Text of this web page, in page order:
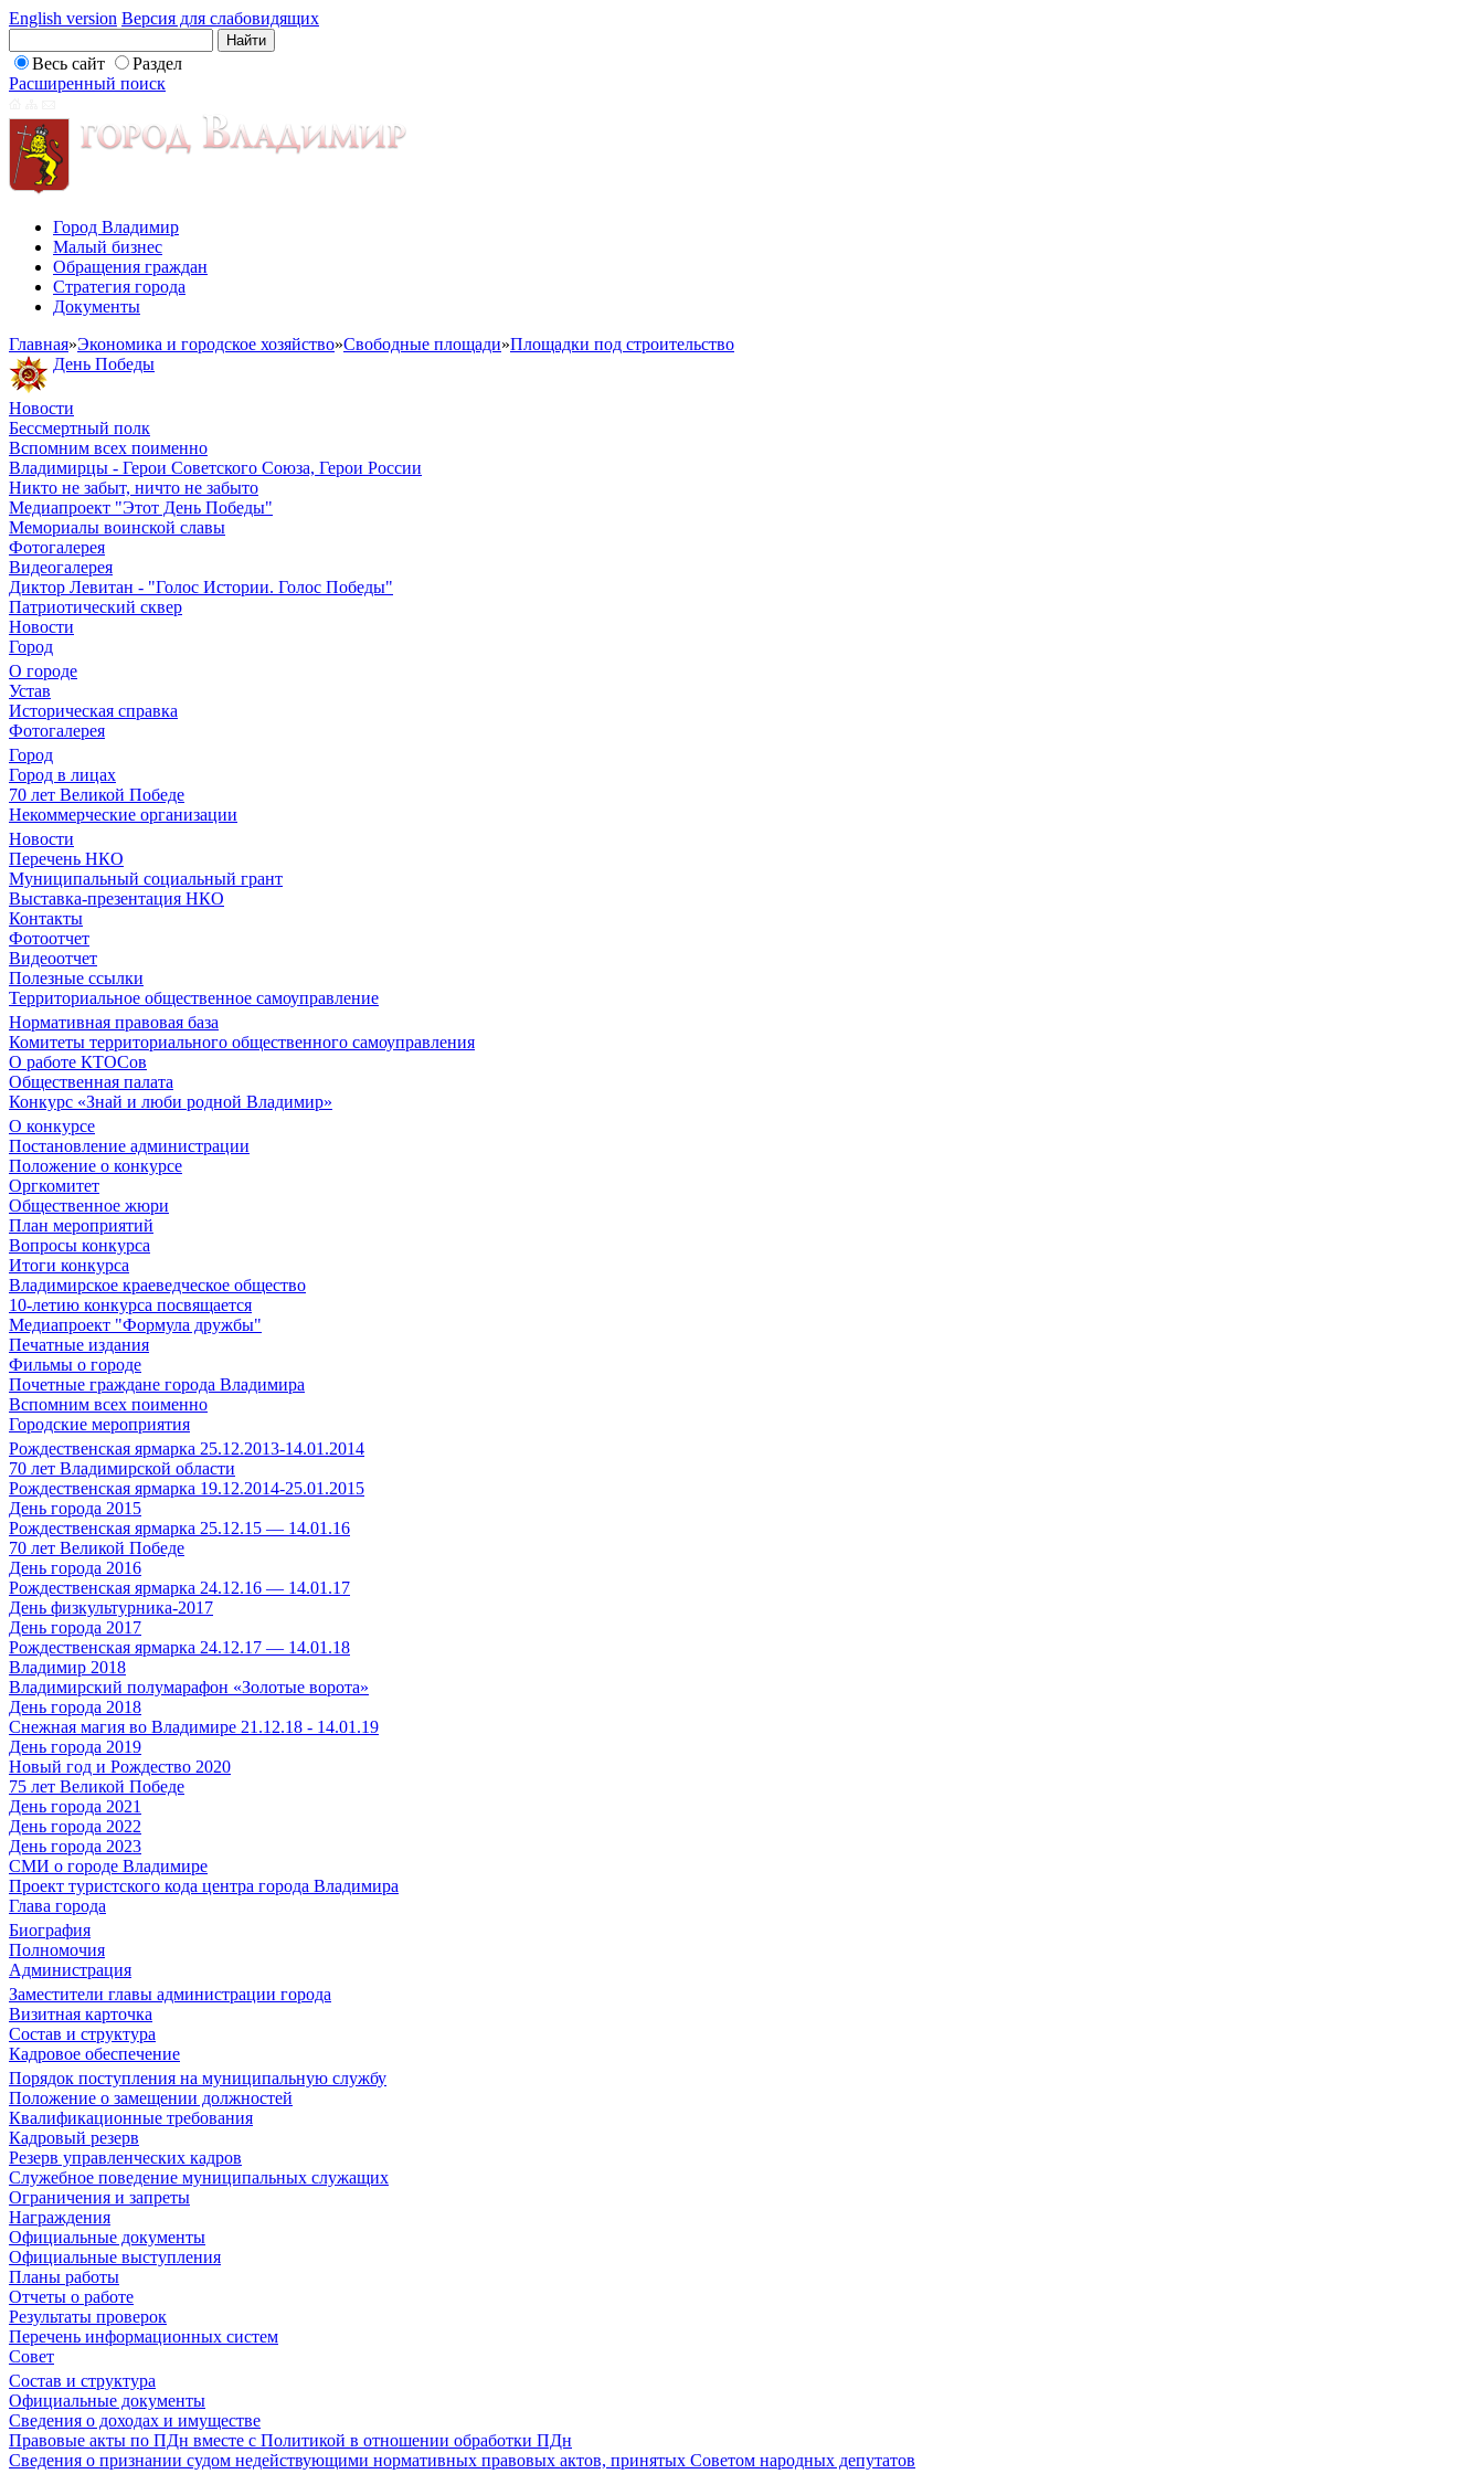
English version Версия для слабовидящих
Весь сайт
Раздел
Расширенный поиск
Город Владимир
Малый бизнес
Обращения граждан
Стратегия города
Документы
Главная»Экономика и городское хозяйство»Свободные площади»Площадки под строительство
День Победы
Новости
Бессмертный полк
Вспомним всех поименно
Владимирцы - Герои Советского Союза, Герои России
Никто не забыт, ничто не забыто
Медиапроект "Этот День Победы"
Мемориалы воинской славы
Фотогалерея
Видеогалерея
Диктор Левитан - "Голос Истории. Голос Победы"
Патриотический сквер
Новости
Город
О городе
Устав
Историческая справка
Фотогалерея
Город
Город в лицах
70 лет Великой Победе
Некоммерческие организации
Новости
Перечень НКО
Муниципальный социальный грант
Выставка-презентация НКО
Контакты
Фотоотчет
Видеоотчет
Полезные ссылки
Территориальное общественное самоуправление
Нормативная правовая база
Комитеты территориального общественного самоуправления
О работе КТОСов
Общественная палата
Конкурс «Знай и люби родной Владимир»
О конкурсе
Постановление администрации
Положение о конкурсе
Оргкомитет
Общественное жюри
План мероприятий
Вопросы конкурса
Итоги конкурса
Владимирское краеведческое общество
10-летию конкурса посвящается
Медиапроект "Формула дружбы"
Печатные издания
Фильмы о городе
Почетные граждане города Владимира
Вспомним всех поименно
Городские мероприятия
Рождественская ярмарка 25.12.2013-14.01.2014
70 лет Владимирской области
Рождественская ярмарка 19.12.2014-25.01.2015
День города 2015
Рождественская ярмарка 25.12.15 — 14.01.16
70 лет Великой Победе
День города 2016
Рождественская ярмарка 24.12.16 — 14.01.17
День физкультурника-2017
День города 2017
Рождественская ярмарка 24.12.17 — 14.01.18
Владимир 2018
Владимирский полумарафон «Золотые ворота»
День города 2018
Снежная магия во Владимире 21.12.18 - 14.01.19
День города 2019
Новый год и Рождество 2020
75 лет Великой Победе
День города 2021
День города 2022
День города 2023
СМИ о городе Владимире
Проект туристского кода центра города Владимира
Глава города
Биография
Полномочия
Администрация
Заместители главы администрации города
Визитная карточка
Состав и структура
Кадровое обеспечение
Порядок поступления на муниципальную службу
Положение о замещении должностей
Квалификационные требования
Кадровый резерв
Резерв управленческих кадров
Служебное поведение муниципальных служащих
Ограничения и запреты
Награждения
Официальные документы
Официальные выступления
Планы работы
Отчеты о работе
Результаты проверок
Перечень информационных систем
Совет
Состав и структура
Официальные документы
Сведения о доходах и имуществе
Правовые акты по ПДн вместе с Политикой в отношении обработки ПДн
Сведения о признании судом недействующими нормативных правовых актов, принятых Советом народных депутатов